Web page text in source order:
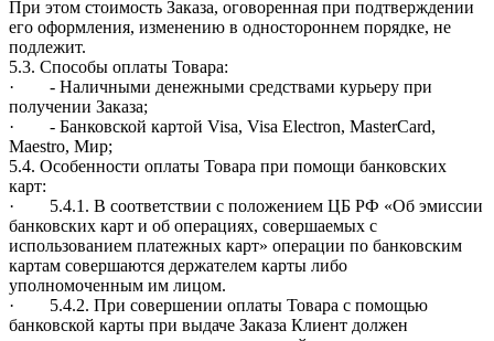
При этом стоимость Заказа, оговоренная при подтверждении
его оформления, изменению в одностороннем порядке, не
подлежит.
5.3. Способы оплаты Товара:
· - Наличными денежными средствами курьеру при
получении Заказа;
· - Банковской картой Visa, Visa Electron, MasterCard,
Maestro, Мир;
5.4. Особенности оплаты Товара при помощи банковских
карт:
· 5.4.1. В соответствии с положением ЦБ РФ «Об эмиссии
банковских карт и об операциях, совершаемых с
использованием платежных карт» операции по банковским
картам совершаются держателем карты либо
уполномоченным им лицом.
· 5.4.2. При совершении оплаты Товара с помощью
банковской карты при выдаче Заказа Клиент должен